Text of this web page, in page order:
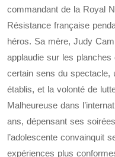
commandant de la Royal
Résistance française
héros. Sa mère, Judy
applaudie sur les
certain sens du spectacle,
établis, et la volonté de
Malheureuse dans
ans, dépensant ses
l’adolescente convainquit
expériences plus